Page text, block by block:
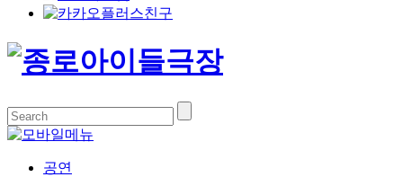
공연